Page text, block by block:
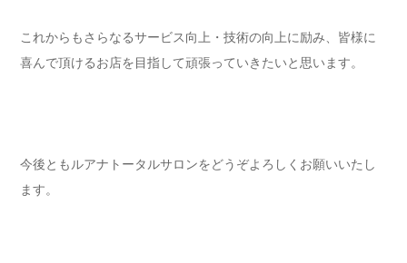
これからもさらなるサービス向上・技術の向上に励み、皆様に
喜んで頂けるお店を目指して頑張っていきたいと思います。
今後ともルアナトータルサロンをどうぞよろしくお願いいたし
ます。